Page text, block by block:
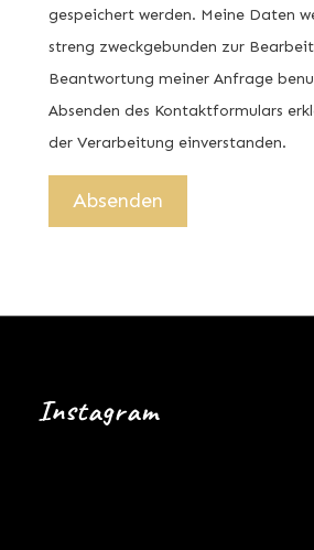
gespeichert werden. Meine Daten
streng zweckgebunden zur
Beantwortung meiner Anfrage
Absenden des Kontaktformulars
der Verarbeitung einverstanden.
Instagram